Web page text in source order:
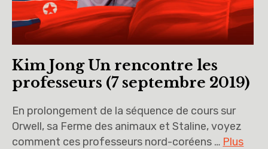
Kim Jong Un rencontre les
professeurs (7 septembre 2019)
En prolongement de la séquence de cours sur
Orwell, sa Ferme des animaux et Staline, voyez
comment ces professeurs nord-coréens … Plus